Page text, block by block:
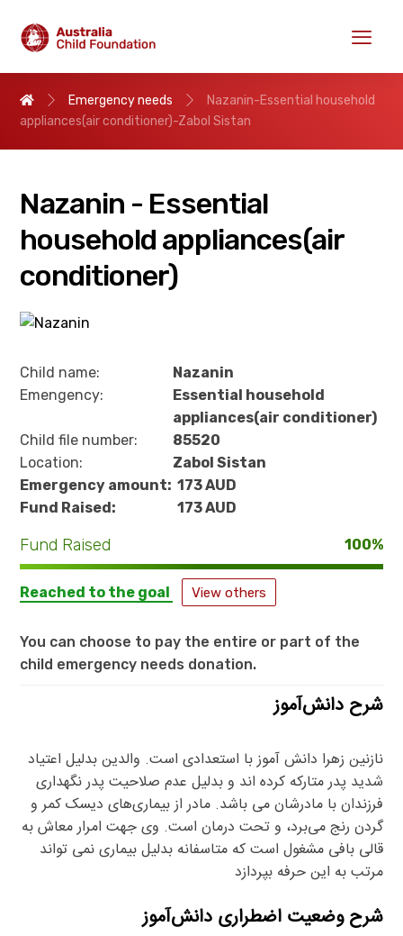
Emergency needs
Nazanin-Essential household
appliances(air conditioner)-Zabol Sistan
Nazanin - Essential
household appliances(air
conditioner)
Child name:
Nazanin
Emengency:
Essential household
appliances(air conditioner)
Child file number:
85520
Location:
Zabol Sistan
Emergency amount: 173 AUD
Fund Raised:
173 AUD
Fund Raised 100%
Reached to the goal View others
You can choose to pay the entire or part of the
child emergency needs donation.
شرح دانش‌آموز
نازنین زهرا دانش آموز با استعدادی است. والدین بدلیل اعتیاد
شدید پدر متارکه کرده اند و بدلیل عدم صلاحیت پدر نگهداری
فرزندان با مادرشان می باشد. مادر از بیماری‌های دیسک کمر و
گردن رنج می‌برد، و تحت درمان است. وی جهت امرار معاش به
قالی بافی مشغول است که متاسفانه بدلیل بیماری نمی تواند
مرتب به این حرفه بپردازد
شرح وضعیت اضطراری دانش‌آموز